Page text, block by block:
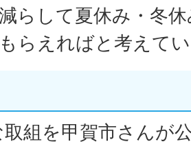
らして夏休み・冬
らえればと考えて
組を甲賀市さんが